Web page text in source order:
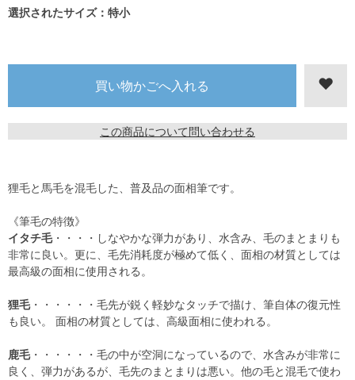
選択されたサイズ：特小
この商品について問い合わせる
狸毛と馬毛を混毛した、普及品の面相筆です。
《筆毛の特徴》
イタチ毛・・・・しなやかな弾力があり、水含み、毛のまとまりも
非常に良い。更に、毛先消耗度が極めて低く、面相の材質としては
最高級の面相に使用される。
狸毛・・・・・・毛先が鋭く軽妙なタッチで描け、筆自体の復元性
も良い。 面相の材質としては、高級面相に使われる。
鹿毛・・・・・・毛の中が空洞になっているので、水含みが非常に
良く、弾力があるが、毛先のまとまりは悪い。他の毛と混毛で使わ